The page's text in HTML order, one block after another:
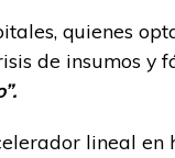
quienes
de insumos y
lineal en